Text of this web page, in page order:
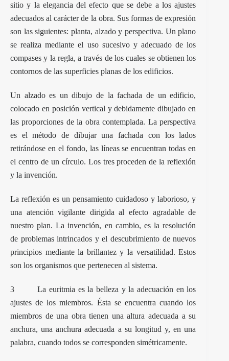
sitio y la elegancia del efecto que se debe a los ajustes
adecuados al carácter de la obra. Sus formas de expresión
son las siguientes: planta, alzado y perspectiva. Un plano
se realiza mediante el uso sucesivo y adecuado de los
compases y la regla, a través de los cuales se obtienen los
contornos de las superficies planas de los edificios.
Un alzado es un dibujo de la fachada de un edificio,
colocado en posición vertical y debidamente dibujado en
las proporciones de la obra contemplada. La perspectiva
es el método de dibujar una fachada con los lados
retirándose en el fondo, las líneas se encuentran todas en
el centro de un círculo. Los tres proceden de la reflexión
y la invención.
La reflexión es un pensamiento cuidadoso y laborioso, y
una atención vigilante dirigida al efecto agradable de
nuestro plan. La invención, en cambio, es la resolución
de problemas intrincados y el descubrimiento de nuevos
principios mediante la brillantez y la versatilidad. Estos
son los organismos que pertenecen al sistema.
3 La euritmia es la belleza y la adecuación en los
ajustes de los miembros. Ésta se encuentra cuando los
miembros de una obra tienen una altura adecuada a su
anchura, una anchura adecuada a su longitud y, en una
palabra, cuando todos se corresponden simétricamente.